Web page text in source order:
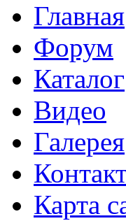
Главная
Форум
Каталог
Видео
Галерея
Карта